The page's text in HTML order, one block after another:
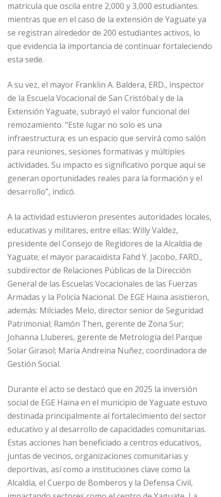
matrícula que oscila entre 2,000 y 3,000 estudiantes.
mientras que en el caso de la extensión de Yaguate ya
se registran alrededor de 200 estudiantes activos, lo
que evidencia la importancia de continuar fortaleciendo
esta sede.
A su vez, el mayor Franklin A. Baldera, ERD., inspector
de la Escuela Vocacional de San Cristóbal y de la
Extensión Yaguate, subrayó el valor funcional del
remozamiento. “Este lugar no solo es una
infraestructura; es un espacio que servirá como salón
para reuniones, sesiones formativas y múltiples
actividades. Su impacto es significativo porque aquí se
generan oportunidades reales para la formación y el
desarrollo”, indicó.
A la actividad estuvieron presentes autoridades locales,
educativas y militares, entre ellas: Willy Valdez,
presidente del Consejo de Regidores de la Alcaldía de
Yaguate; el mayor paracaidista Fahd Y. Jacobo, FARD.,
subdirector de Relaciones Públicas de la Dirección
General de las Escuelas Vocacionales de las Fuerzas
Armadas y la Policía Nacional. De EGE Haina asistieron,
además: Milciades Melo, director senior de Seguridad
Patrimonial; Ramón Then, gerente de Zona Sur;
Johanna Lluberes, gerente de Metrología del Parque
Solar Girasol; María Andreina Nuñez, coordinadora de
Gestión Social.
Durante el acto se destacó que en 2025 la inversión
social de EGE Haina en el municipio de Yaguate estuvo
destinada principalmente al fortalecimiento del sector
educativo y al desarrollo de capacidades comunitarias.
Estas acciones han beneficiado a centros educativos,
juntas de vecinos, organizaciones comunitarias y
deportivas, así como a instituciones clave como la
Alcaldía, el Cuerpo de Bomberos y la Defensa Civil,